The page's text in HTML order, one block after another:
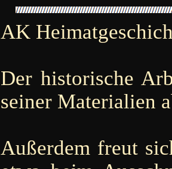
AK
Der historische
seiner Materialien
Außerdem freut